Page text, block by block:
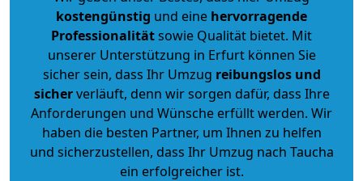
kostengünstig und eine hervorragende
Professionalitätsowie Qualität bietet. Mit
unserer Unterstützung in Erfurt können Sie
sicher sein, dass Ihr Umzug reibungslos und
sicherverläuft, denn wir sorgen dafür, dass Ihre
Anforderungen und Wünsche erfüllt werden. Wir
haben die besten Partner, um Ihnen zu helfen
und sicherzustellen, dass Ihr Umzug nach Taucha
ein erfolgreicher ist.